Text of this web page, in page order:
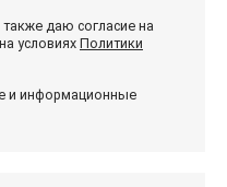
также даю согласие на
условиях Политики
и информационные